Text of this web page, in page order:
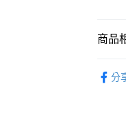
商品
分